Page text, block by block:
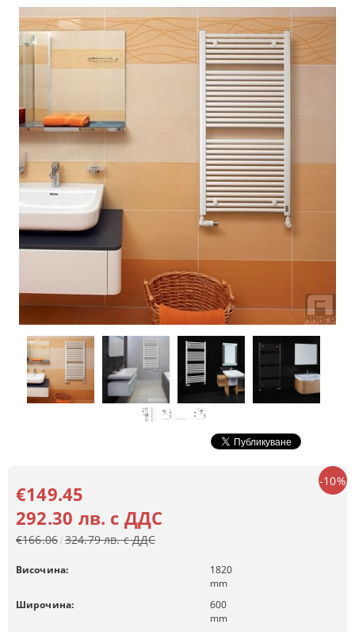
-10%
€149.45
292.30 лв. с ДДС
€166.06 324.79 лв. с ДДС
Височина:
1820
mm
Широчина:
600
mm